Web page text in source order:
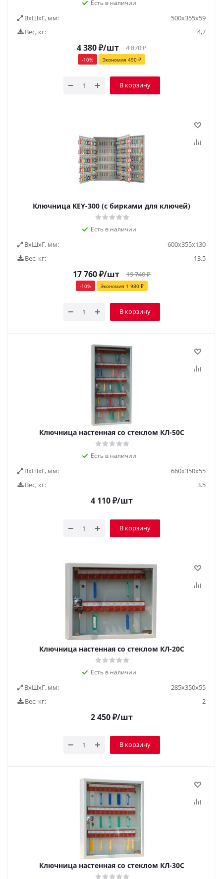
Есть в наличии
ВxШxГ, мм:
500x355x59
Вес, кг:
4,7
4 380₽/шт 4 870₽
-10% Экономия 490 ₽
В корзину
Ключница KEY-300 (с бирками для ключей)
Есть в наличии
ВxШxГ, мм:
600x355x130
Вес, кг:
13,5
17 760₽/шт 19 740₽
-10% Экономия 1 980₽
В корзину
Ключница настенная со стеклом КЛ-50С
Есть в наличии
ВxШxГ, мм:
660х350х55
Вес, кг:
3.5
4 110₽/шт
В корзину
Ключница настенная со стеклом КЛ-20С
Есть в наличии
ВxШxГ, мм:
285х350х55
Вес, кг:
2
2 450₽/шт
В корзину
Ключница настенная со стеклом КЛ-30С